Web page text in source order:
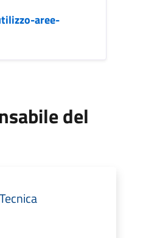
aree-
del